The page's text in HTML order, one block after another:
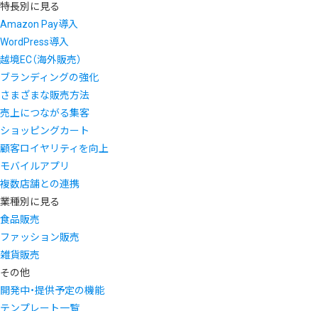
特長別に見る
Amazon Pay導入
WordPress導入
越境EC（海外販売）
ブランディングの強化
さまざまな販売方法
売上につながる集客
ショッピングカート
顧客ロイヤリティを向上
モバイルアプリ
複数店舗との連携
業種別に見る
食品販売
ファッション販売
雑貨販売
その他
開発中・提供予定の機能
テンプレート一覧